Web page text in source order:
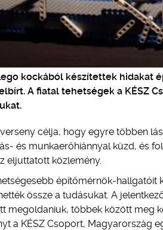
kockából készítettek hidakat
A fiatal tehetségek a KÉSZ
célja, hogy egyre többen
és munkaerőhiánnyal küzd, és
eljuttatott közlemény.
építőmérnök-hallgatóit
össze a tudásukat. A
megoldaniuk, többek között meg
a KÉSZ Csoport, Magyarország